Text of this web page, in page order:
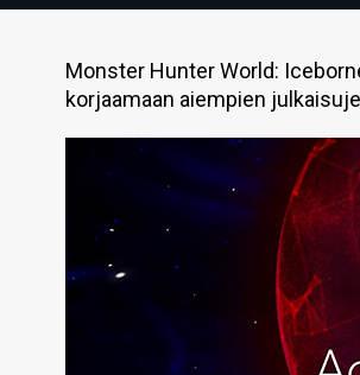
Monster Hunter World:
korjaamaan aiempien